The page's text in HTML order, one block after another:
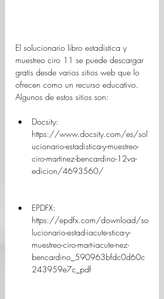
El solucionario libro estadistica y
muestreo ciro 11 se puede descargar
gratis desde varios sitios web que lo
ofrecen como un recurso educativo.
Algunos de estos sitios son:
Docsity:
https://www.docsity.com/es/sol
ucionario-estadistica-y-muestreo-
ciro-martinez-bencardino-12va-
edicion/4693560/
EPDFX:
https://epdfx.com/download/so
lucionario-estad-iacute-stica-y-
muestreo-ciro-mart-iacute-nez-
bencardino_590963bfdc0d60c
243959e7c_pdf